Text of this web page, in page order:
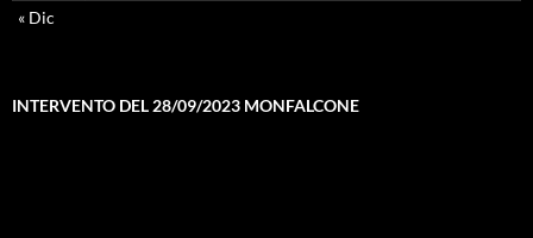
« Dic
INTERVENTO DEL 28/09/2023 MONFALCONE